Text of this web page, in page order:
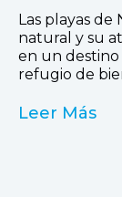
Las playas
natural y su
en un
refugio de
Leer Más